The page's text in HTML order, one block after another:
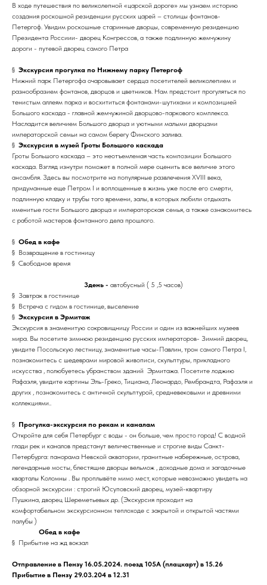
В ходе путешествия по великолепной «царской дороге» мы узнаем историю
создания роскошной резиденции русских царей – столицы фонтанов-
Петергоф. Увидим роскошные старинные дворцы, современную резиденцию
Президента Россиии- дворец Конгрессов, а также подлинную жемчужину
дороги - путевой дворец самого Петра
§ Экскурсия прогулка по Нижнему парку Петергоф
Нижний парк Петергофа очаровывает сердца посетителей великолепием и
разнообразием фонтанов, дворцов и цветников. Нам предстоит прогуляться по
тенистым аллеям парка и восхититься фонтанами-шутихами и композицией
Большого каскада - главной жемчужиной дворцово-паркового комплекса.
Насладится величием Большого дворца и уютными малыми дворцами
императорской семьи на самом берегу Финского залива.
§ Экскурсия в музей Гроты Большого каскада
Гроты Большого каскада – это неотъемлемая часть композиции Большого
каскада. Взгляд изнутри поможет в полной мере оценить все величие этого
ансамбля. Здесь вы посмотрите на популярные развлечения XVIII века,
придуманные еще Петром I и воплощенные в жизнь уже после его смерти,
подлинную кладку и трубы того времени, залы, в которых любили отдыхать
именитые гости Большого дворца и императорская семья, а также ознакомитесь
с работой мастеров фонтанного дела прошлого.
§ Обед в кафе
§ Возвращение в гостиницу
§ Свободное время
3день - автобусный ( 5 ,5 часов)
§ Завтрак в гостинице
§ Встреча с гидом в гостинице, выселение
§ Экскурсия в Эрмитаж
Экскурсия в знаменитую сокровищницу России и один из важнейших музеев
мира. Вы посетите зимнюю резиденцию русских императоров- Зимний дворец,
увидите Посольскую лестницу, знаменитые часы-Павлин, трон самого Петра I,
познакомитесь с шедеврами мировой живописи, скульптуры, прикладного
искусства , полюбуетесь убранством зданий Эрмитажа. Посетите лоджию
Рафаэля, увидите картины Эль-Греко, Тициана, Леонардо, Рембрандта, Рафаэля и
других , познакомитесь с античной скульптурой, средневековыми и древними
коллекциями..
§ Прогулка-экскурсия по рекам и каналам
Откройте для себя Петербург с воды - он больше, чем просто город! С водной
глади рек и каналов предстанут величественные и строгие виды Санкт-
Петербурга: панорама Невской акватории, гранитные набережные, острова,
легендарные мосты, блестящие дворцы вельмож , доходные дома и загадочные
кварталы Коломны . Вы проплывёте мимо мест, которые невозможно увидеть на
обзорной экскурсии : строгий Юсуповский дворец, музей-квартиру
Пушкина, дворец Шереметьевых др. (Экскурсия проходит на
комфортабельном экскурсионном теплоходе с закрытой и открытой частями
палубы )
Обед в кафе
§ Прибытие на жд вокзал
Отправление в Пензу 16.05.2024. поезд 105А (плацкарт) в 15.26
Прибытие в Пензу 29.03.204 в 12.31